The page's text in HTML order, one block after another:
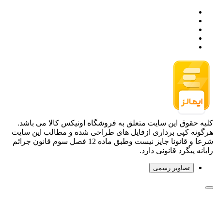
کلیه حقوق این سایت متعلق به فروشگاه اونیکس کالا می باشد.
هرگونه کپی برداری ازفایل های طراحی شده و مطالب این سایت
شرعا و قانونا جایز نیست وطبق ماده 12 فصل سوم قانون جرائم
رایانه پیگرد قانونی دارد.
تصاویر رسمی